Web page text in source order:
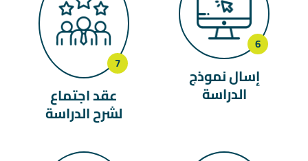
إسال نموذج
الدراسة عقد اجتماع
لشرح الدراسة